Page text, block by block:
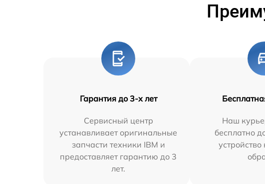
Гарантия до 3-х лет
Сервисный центр
устанавливает оригинальные
запчасти техники IBM и
предоставляет гарантию до 3
лет.
Наш
бесплатно